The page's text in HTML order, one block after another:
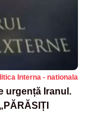
Interna - nationala
urgență Iranul.